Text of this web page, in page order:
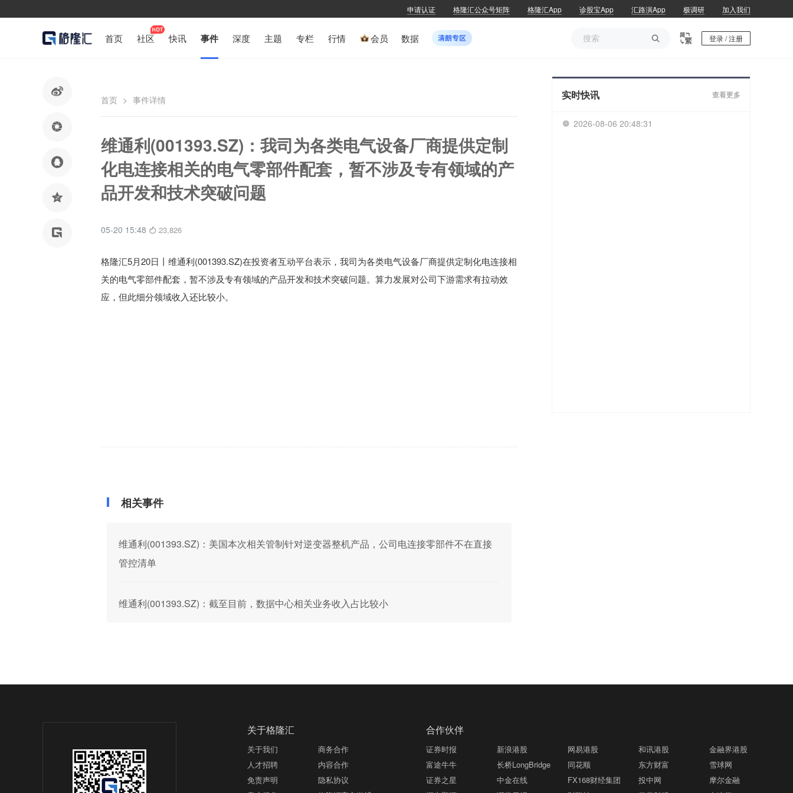
申请认证 格隆汇公众号矩阵 格隆汇App 诊股宝App 汇路演App 极调研 加入我们
首页 社区 快讯 事件 深度 主题 专栏 行情 会员 数据  登录 / 注册





首页 > 事件详情
维通利(001393.SZ)：我司为各类电气设备厂商提供定制
化电连接相关的电气零部件配套，暂不涉及专有领域的产
品开发和技术突破问题
05-20 15:48 23,826
格隆汇5月20日丨维通利(001393.SZ)在投资者互动平台表示，我司为各类电气设备厂商提供定制化电连接相
关的电气零部件配套，暂不涉及专有领域的产品开发和技术突破问题。算力发展对公司下游需求有拉动效
应，但此细分领域收入还比较小。
相关事件
维通利(001393.SZ)：美国本次相关管制针对逆变器整机产品，公司电连接零部件不在直接
管控清单
维通利(001393.SZ)：截至目前，数据中心相关业务收入占比较小
实时快讯 查看更多
 2026-08-06 20:48:31
关于格隆汇
关于我们
商务合作
人才招聘
内容合作
免责声明
隐私协议
合作伙伴
证券时报 新浪港股 网易港股 和讯港股
金融界港股
富途牛牛
长桥LongBridge 同花顺 东方财富
雪球网
证券之星
中金在线 FX168财经集团 投中网
摩尔金融